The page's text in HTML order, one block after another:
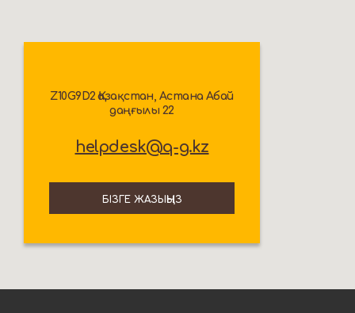
Z10G9D2 Қазақстан, Астана Абай
даңғылы 22
helpdesk@q-g.kz
БІЗГЕ ЖАЗЫҢЫЗ